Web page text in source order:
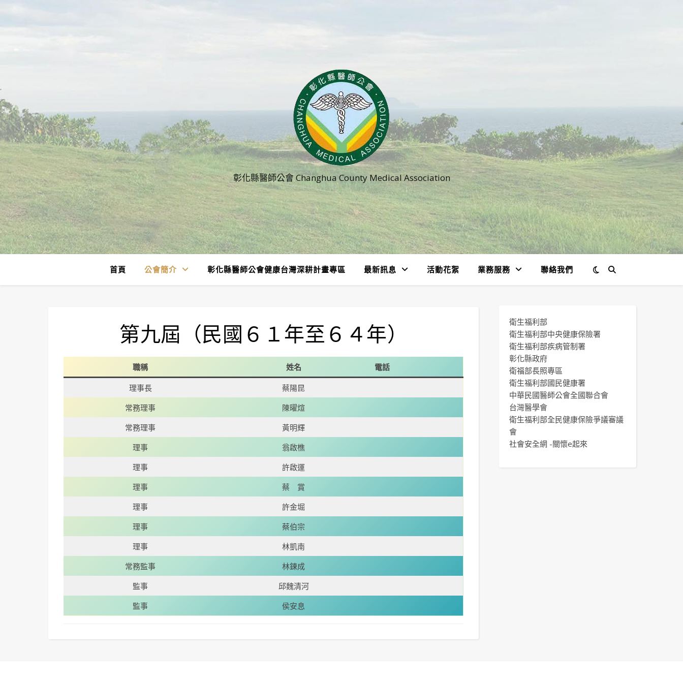
彰化縣醫師公會 Changhua County Medical Association
首頁 公會簡介 彰化縣醫師公會健康台灣深耕計畫專區 最新訊息 活動花絮 業務服務 聯絡我們
第九屆（民國６１年至６４年）
職稱 姓名 電話
理事長
蔡陽昆
常務理事
陳曜煊
常務理事
黃明輝
理事
翁啟樵
理事
許啟運
理事
蔡 賞
理事
許金堀
理事
蔡伯宗
理事
林凱南
常務監事
林鍊成
監事
邱魏清河
監事
侯安息
衛生福利部
衛生福利部中央健康保險署
衛生福利部疾病管制署
彰化縣政府
衛福部長照專區
衛生福利部國民健康署
中華民國醫師公會全國聯合會
台灣醫學會
衛生福利部全民健康保險爭議審議
會
社會安全網 -關懷e起來